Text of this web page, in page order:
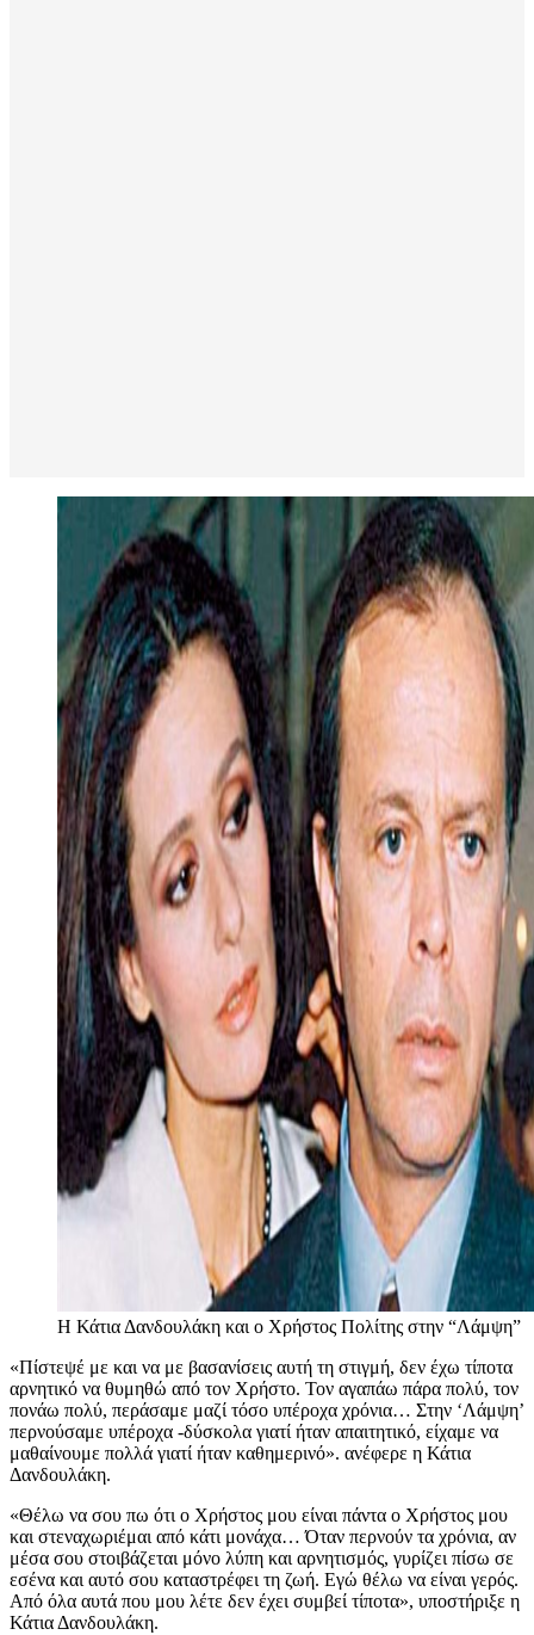
Η Κάτια Δανδουλάκη και ο Χρήστος Πολίτης στην “Λάμψη”
«Πίστεψέ με και να με βασανίσεις αυτή τη στιγμή, δεν έχω τίποτα
αρνητικό να θυμηθώ από τον Χρήστο. Τον αγαπάω πάρα πολύ, τον
πονάω πολύ, περάσαμε μαζί τόσο υπέροχα χρόνια… Στην ‘Λάμψη’
περνούσαμε υπέροχα -δύσκολα γιατί ήταν απαιτητικό, είχαμε να
μαθαίνουμε πολλά γιατί ήταν καθημερινό». ανέφερε η Κάτια
Δανδουλάκη.
«Θέλω να σου πω ότι ο Χρήστος μου είναι πάντα ο Χρήστος μου
και στεναχωριέμαι από κάτι μονάχα… Όταν περνούν τα χρόνια, αν
μέσα σου στοιβάζεται μόνο λύπη και αρνητισμός, γυρίζει πίσω σε
εσένα και αυτό σου καταστρέφει τη ζωή. Εγώ θέλω να είναι γερός.
Από όλα αυτά που μου λέτε δεν έχει συμβεί τίποτα», υποστήριξε η
Κάτια Δανδουλάκη.